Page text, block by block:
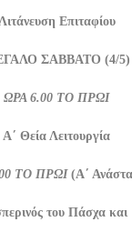
Λιτάνευση Επιταφίου
ΣΑΒΒΑΤΟ (4/5)
ΩΡΑ 6.00 ΤΟ ΠΡΩΙ
Α΄ Θεία Λειτουργία
ΤΟ ΠΡΩΙ (Α΄
του Πάσχα και